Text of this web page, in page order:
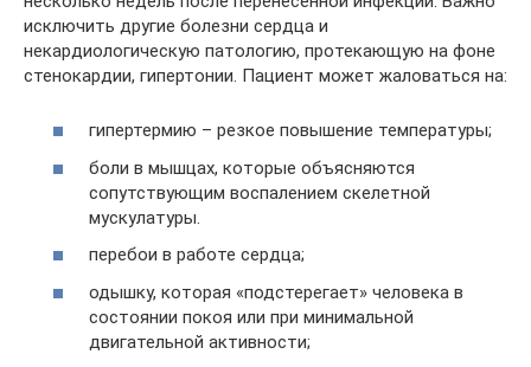
исключить другие болезни сердца и
некардиологическую патологию, протекающую на фоне
стенокардии, гипертонии. Пациент может жаловаться на:
гипертермию – резкое повышение температуры;
боли в мышцах, которые объясняются
сопутствующим воспалением скелетной
мускулатуры.
перебои в работе сердца;
одышку, которая «подстерегает» человека в
состоянии покоя или при минимальной
двигательной активности;